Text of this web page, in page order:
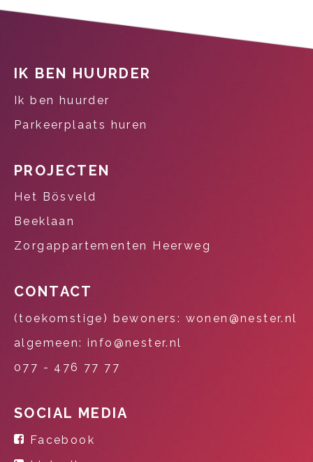
Contactinformatie
IK BEN HUURDER
Ik ben huurder
Parkeerplaats huren
PROJECTEN
Het Bösveld
Beeklaan
Zorgappartementen Heerweg
CONTACT
(toekomstige) bewoners: wonen@nester.nl
algemeen: info@nester.nl
077 - 476 77 77
SOCIAL MEDIA
Facebook